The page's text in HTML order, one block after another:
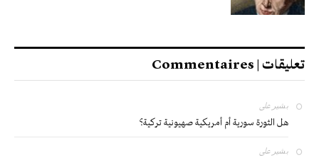
تعليقات | Commentaires
بشير على
هل الثورة سورية أم أمريكية صهيونية تركية؟
بشير على